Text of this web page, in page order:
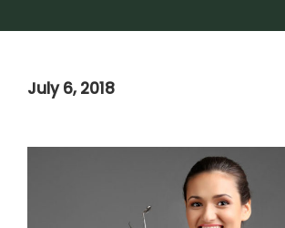
July 6, 2018